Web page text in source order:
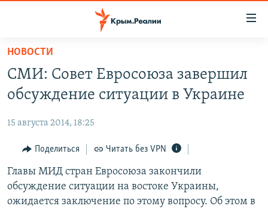
Вернуться
основному
содержанию
Вернутся
навигации
Вернутся
поиску
СПЕЦПРОЕКТЫ
КАРТА ВОЕННЫХ ОБЪЕКТОВ КРЫМА
11 ЛЕТ ОККУПАЦИИ КРЫМА. 11 ИСТОРИЙ СОПРОТИВЛЕНИЯ
ВОДА
ИСТОРИЯ
ЕЩЕ
ИНТЕРАКТИВ
ИНФОГРАФИКА
РАДІО СВОБОДА
КАК ОБОЙТИ БЛОКИРОВКУ
НОВОСТИ
СМИ: Совет Евросоюза завершил
обсуждение ситуации в Украине
15 августа 2014, 18:25
Поделиться Читать без VPN
Главы МИД стран Евросоюза закончили
обсуждение ситуации на востоке Украины,
ожидается заключение по этому вопросу. Об этом в